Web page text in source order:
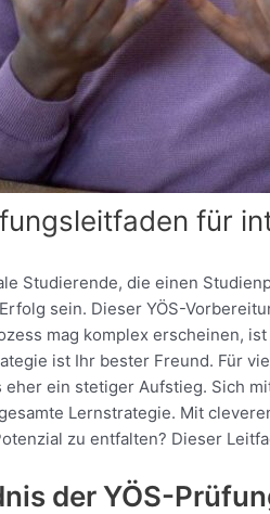
für
Studierende, die einen
sein. Dieser YÖS-
mag komplex erscheinen,
ist Ihr bester Freund. Für
eher ein stetiger Aufstieg. Sich
Lernstrategie. Mit
zu entfalten? Dieser
der YÖS-